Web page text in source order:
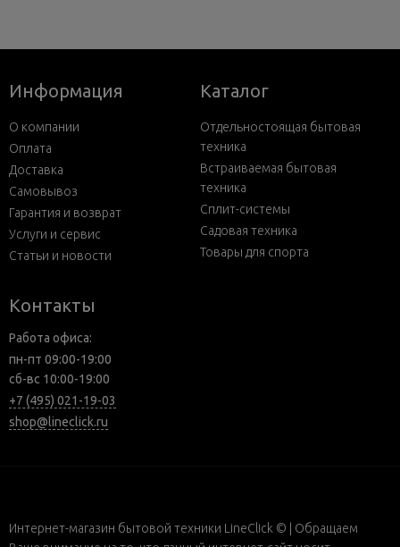
Информация
О компании
Оплата
Доставка
Самовывоз
Гарантия и возврат
Услуги и сервис
Статьи и новости
Каталог
Отдельностоящая бытовая
техника
Встраиваемая бытовая
техника
Сплит-системы
Садовая техника
Товары для спорта
Контакты
Работа офиса:
пн-пт 09:00-19:00
сб-вс 10:00-19:00
+7 (495) 021-19-03
shop@lineclick.ru
Интернет-магазин бытовой техники LineClick © | Обращаем